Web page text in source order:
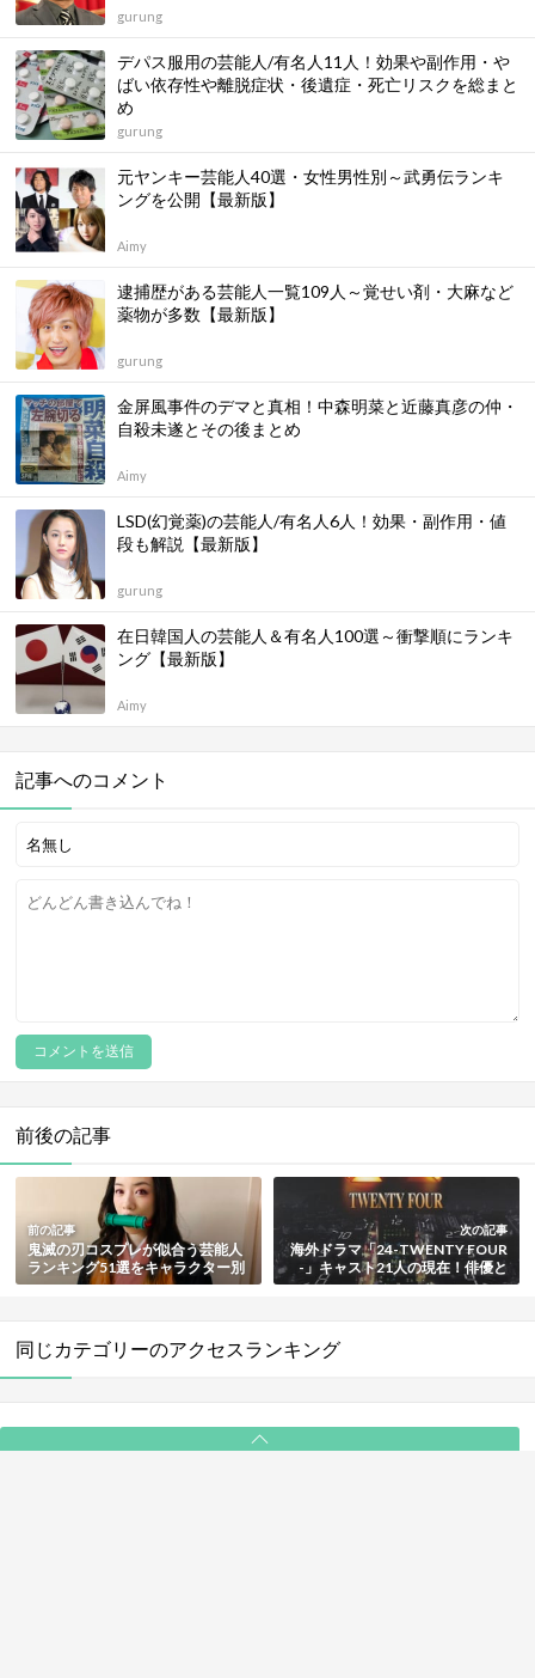
gurung
デパス服用の芸能人/有名人11人！効果や副作用・や
ばい依存性や離脱症状・後遺症・死亡リスクを総まと
め
gurung
元ヤンキー芸能人40選・女性男性別～武勇伝ランキ
ングを公開【最新版】
Aimy
逮捕歴がある芸能人一覧109人～覚せい剤・大麻など
薬物が多数【最新版】
gurung
金屏風事件のデマと真相！中森明菜と近藤真彦の仲・
自殺未遂とその後まとめ
Aimy
LSD(幻覚薬)の芸能人/有名人6人！効果・副作用・値
段も解説【最新版】
gurung
在日韓国人の芸能人＆有名人100選～衝撃順にランキ
ング【最新版】
Aimy
記事へのコメント
前後の記事
前の記事
鬼滅の刃コスプレが似合う芸能人
ランキング51選をキャラクター別
に紹介【最新版】
次の記事
海外ドラマ「24-TWENTY FOUR
-」キャスト21人の現在！俳優と
女優の役柄や近況まとめ
同じカテゴリーのアクセスランキング